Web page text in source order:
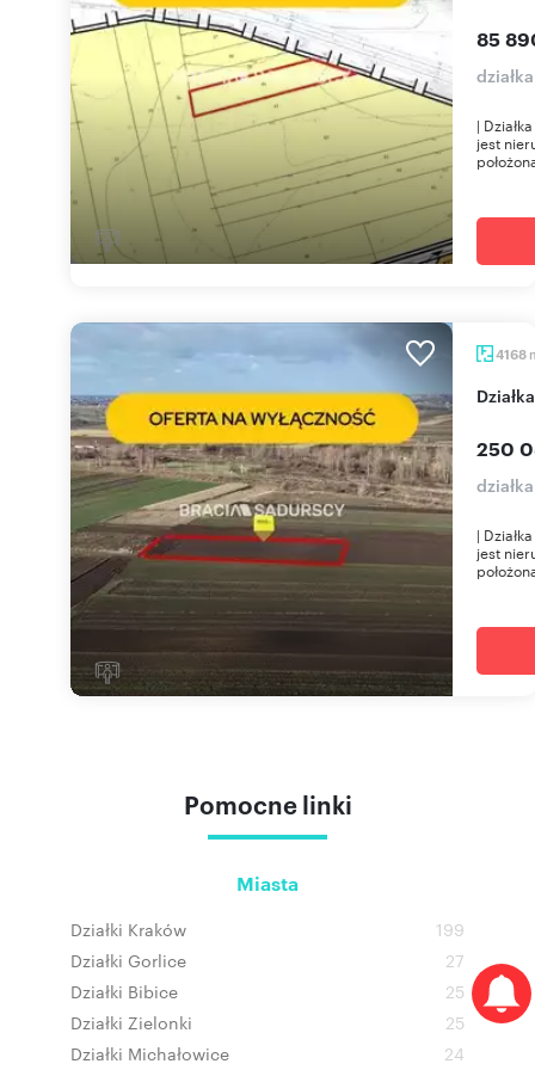
85
|
jest
4168
250
|
jest
Pomocne linki
Miasta
Działki Kraków
199
Działki Gorlice
27
Działki Bibice
25
Działki Zielonki
25
Działki Michałowice
24